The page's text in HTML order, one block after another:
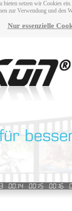
bieten setzen wir Cookies
zur Verwendung und den
Nur essenzielle